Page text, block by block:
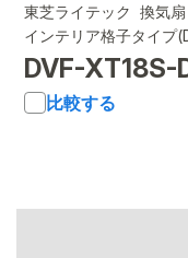
東芝ライテック 換気扇
インテリア格子タイプ
DVF-XT18S-
比較する